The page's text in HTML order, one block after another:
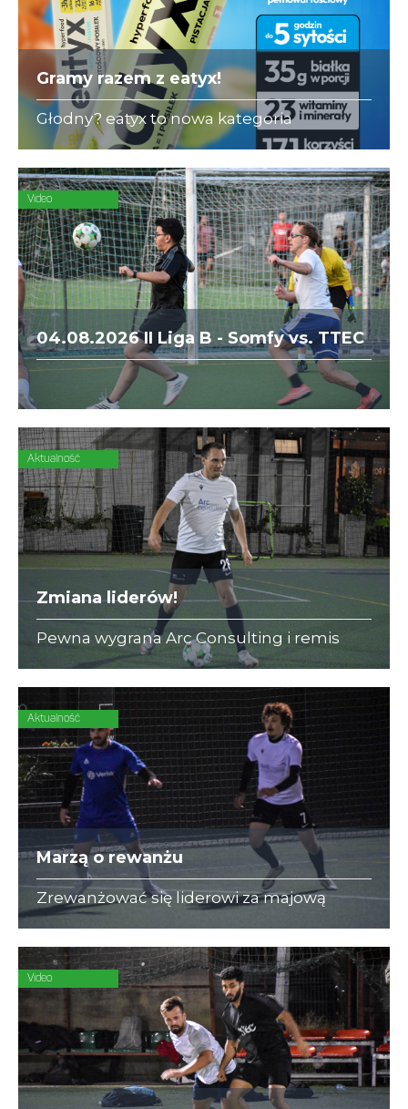
Gramy razem z eatyx!
Głodny? eatyx to nowa kategoria
Hyperfood®, czyli pełnowartościowych
posiłków w różnych postaciach,
mogących zastąpić dowolne danie w
ciągu dnia
Video
04.08.2026 II Liga B - Somfy vs. TTEC
Aktualność
Zmiana liderów!
Pewna wygrana Arc Consulting i remis
KRK Lions sprawiły, że drużyny te zostały
nowymi liderami w swoich ligach.
Aktualność
Marzą o rewanżu
Zrewanżować się liderowi za majową
porażkę (1:6) spróbują w hicie zawodnicy
Arc Consulting.
Video